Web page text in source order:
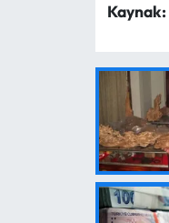
Kaynak: